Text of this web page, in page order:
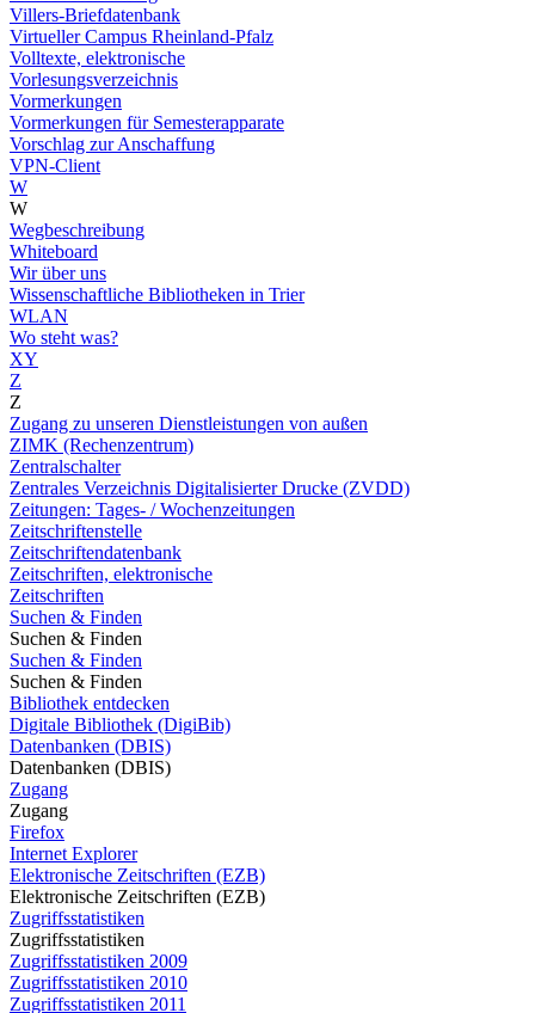
Villers-Briefdatenbank
Virtueller Campus Rheinland-Pfalz
Volltexte, elektronische
Vorlesungsverzeichnis
Vormerkungen
Vormerkungen für Semesterapparate
Vorschlag zur Anschaffung
VPN-Client
W
W
Wegbeschreibung
Whiteboard
Wir über uns
Wissenschaftliche Bibliotheken in Trier
WLAN
Wo steht was?
XY
Z
Z
Zugang zu unseren Dienstleistungen von außen
ZIMK (Rechenzentrum)
Zentralschalter
Zentrales Verzeichnis Digitalisierter Drucke (ZVDD)
Zeitungen: Tages- / Wochenzeitungen
Zeitschriftenstelle
Zeitschriftendatenbank
Zeitschriften, elektronische
Zeitschriften
Suchen & Finden
Suchen & Finden
Suchen & Finden
Suchen & Finden
Bibliothek entdecken
Digitale Bibliothek (DigiBib)
Datenbanken (DBIS)
Datenbanken (DBIS)
Zugang
Zugang
Firefox
Internet Explorer
Elektronische Zeitschriften (EZB)
Elektronische Zeitschriften (EZB)
Zugriffsstatistiken
Zugriffsstatistiken
Zugriffsstatistiken 2009
Zugriffsstatistiken 2010
Zugriffsstatistiken 2011